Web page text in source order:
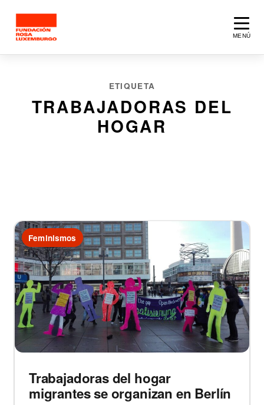
MENÚ
ETIQUETA
TRABAJADORAS DEL
HOGAR
Feminismos
Trabajadoras del hogar
migrantes se organizan en Berlín